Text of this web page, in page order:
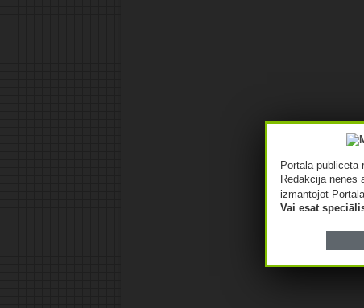
Portālā publicētā
Redakcija nenes
izmantojot
Vai esat